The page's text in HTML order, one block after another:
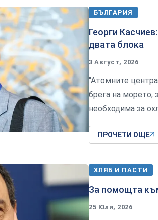
БЪЛГАРИЯ
Георги
двата блока
3 Август, 2026
"Атомните
брега на морето,
необходима за
ПРОЧЕТИ ОЩЕ
ХЛЯБ И ПАСТИ
За помощта
25 Юли, 2026